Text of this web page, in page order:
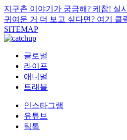
지구촌 이야기가 궁금해? 케찹! 실
귀여운 거 더 보고 싶다면? 여기 클
SITEMAP
글로벌
라이프
애니멀
트래블
인스타그램
유튜브
틱톡